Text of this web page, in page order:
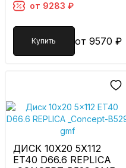
от 9283 ₽
Купить от 9570 ₽
ДИСК 10X20 5X112
ET40 D66.6 REPLICA